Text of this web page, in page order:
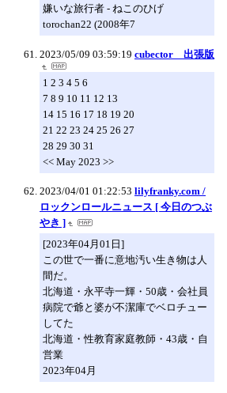
嫌いな旅行者 - ねこのひげ
torochan22 (2008年7
2023/05/09 03:59:19 cubector 出張版
1 2 3 4 5 6
7 8 9 10 11 12 13
14 15 16 17 18 19 20
21 22 23 24 25 26 27
28 29 30 31
<< May 2023 >>
2023/04/01 01:22:53 lilyfranky.com /
ロックンロールニュース [ 今日のつぶ
やき ]
[2023年04月01日]
この世で一番に意地汚い生き物は人
間だ。
北海道・永平寺一輝・50歳・会社員
病院で爺と婆が不潔庫でベロチュー
してた
北海道・性教育家庭教師・43歳・自
営業
2023年04月